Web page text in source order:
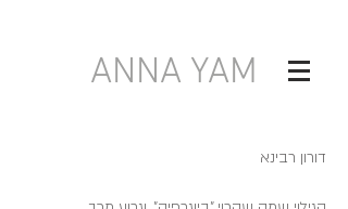
ANNA YAM
דורון רבינא